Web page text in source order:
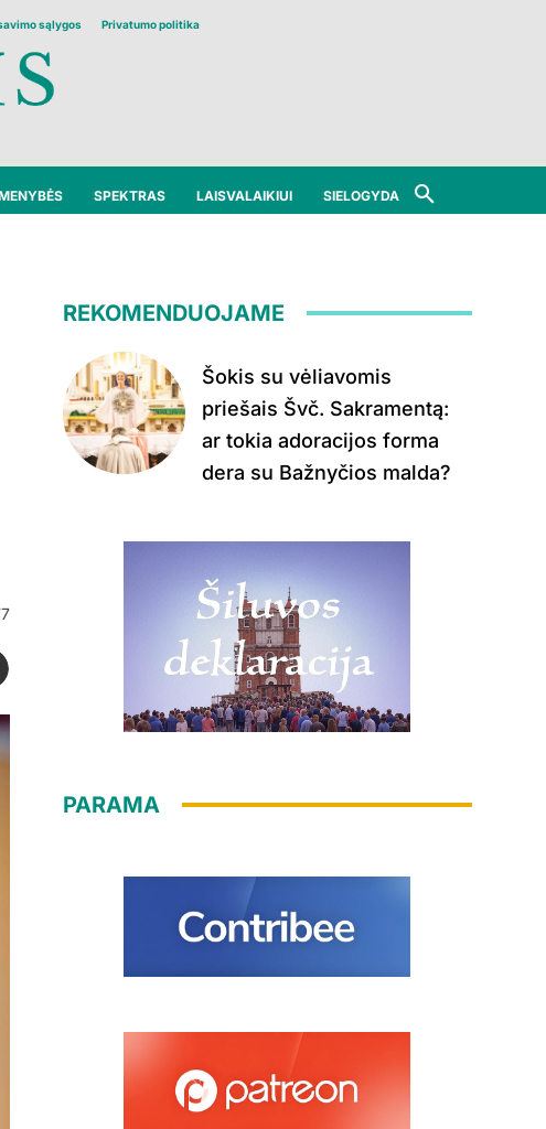
sąlygos Privatumo politika
SPEKTRAS LAISVALAIKIUI SIELOGYDA
REKOMENDUOJAME
Šokis su vėliavomis
priešais Švč. Sakramentą:
ar tokia adoracijos forma
dera su Bažnyčios malda?
PARAMA